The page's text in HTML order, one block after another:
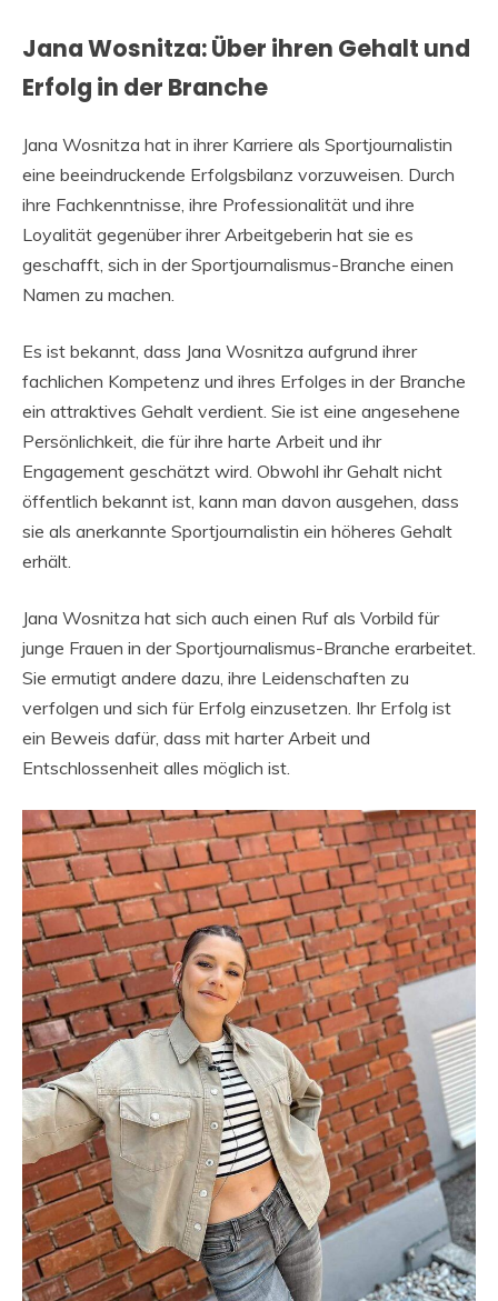
Jana Wosnitza: Über ihren Gehalt und
Erfolg in der Branche
Jana Wosnitza hat in ihrer Karriere als Sportjournalistin
eine beeindruckende Erfolgsbilanz vorzuweisen. Durch
ihre Fachkenntnisse, ihre Professionalität und ihre
Loyalität gegenüber ihrer Arbeitgeberin hat sie es
geschafft, sich in der Sportjournalismus-Branche einen
Namen zu machen.
Es ist bekannt, dass Jana Wosnitza aufgrund ihrer
fachlichen Kompetenz und ihres Erfolges in der Branche
ein attraktives Gehalt verdient. Sie ist eine angesehene
Persönlichkeit, die für ihre harte Arbeit und ihr
Engagement geschätzt wird. Obwohl ihr Gehalt nicht
öffentlich bekannt ist, kann man davon ausgehen, dass
sie als anerkannte Sportjournalistin ein höheres Gehalt
erhält.
Jana Wosnitza hat sich auch einen Ruf als Vorbild für
junge Frauen in der Sportjournalismus-Branche erarbeitet.
Sie ermutigt andere dazu, ihre Leidenschaften zu
verfolgen und sich für Erfolg einzusetzen. Ihr Erfolg ist
ein Beweis dafür, dass mit harter Arbeit und
Entschlossenheit alles möglich ist.